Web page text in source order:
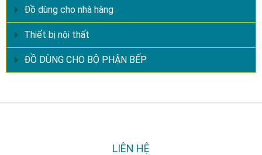
Đồ dùng cho nhà hàng
Thiết bị nội thất
ĐỒ DÙNG CHO BỘ PHẬN BẾP
LIÊN HỆ